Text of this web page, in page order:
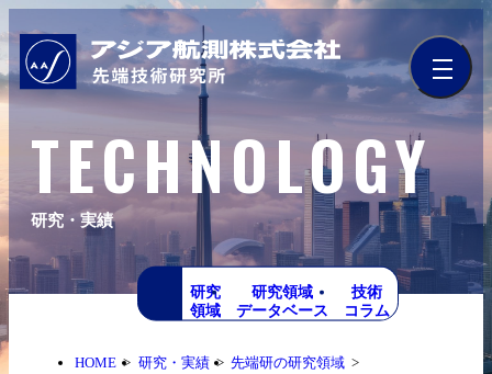
TECHNOLOGY
研究・実績
研究
領域
研究領域
データベース
技術
コラム
HOME 研究・実績
先端研の研究領域